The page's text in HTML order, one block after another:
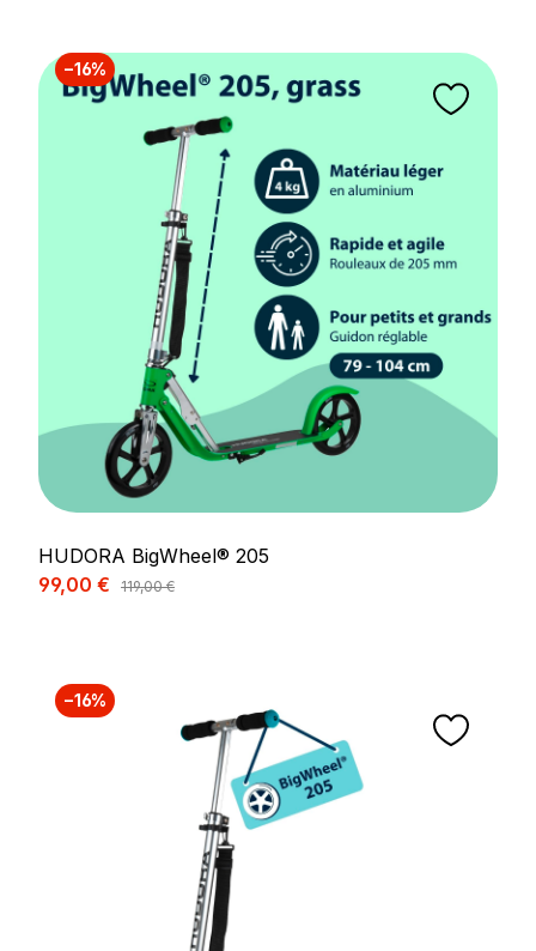
−16%
HUDORA BigWheel® 205
Prix de vente :
99,00 € Prix régulier :
119,00 €
−16%